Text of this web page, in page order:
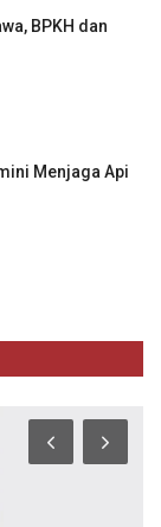
BPKH dan
Menjaga Api